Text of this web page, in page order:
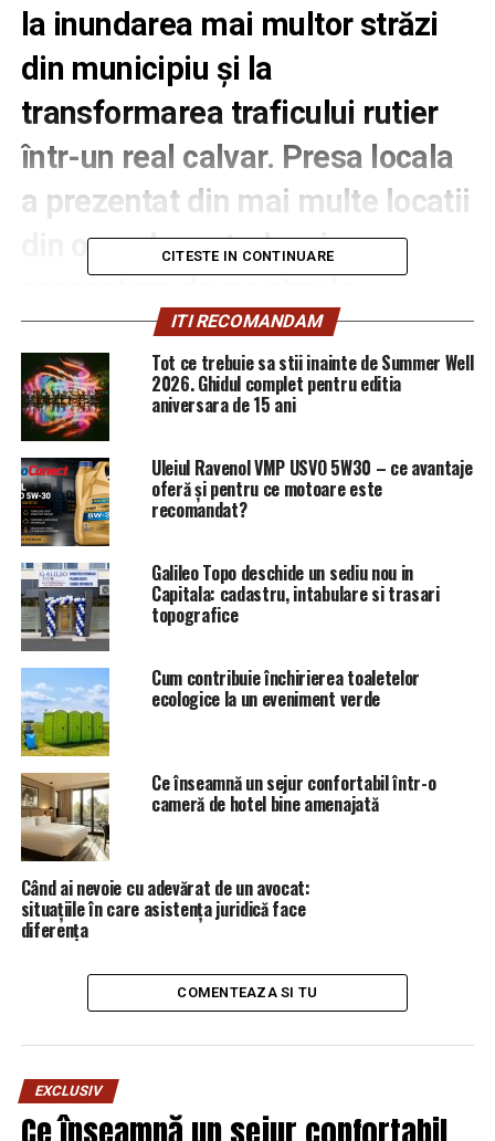
la inundarea mai multor străzi
din municipiu și la
transformarea traficului rutier
într-un real calvar. Presa locala
a prezentat din mai multe locatii
din oras dezastrul, noi va
Cameliei din Ploiesti, o strada
care nu a fost inundata
NICIODATA, fiind o strada in
panta.
Asta in ziua cand premierul
Marcel Ciolacu a venit la
Ploiești si a constatat pe
„viu” adevarata administratie
la firul ierbii a tandemului
toxic Volosevici și Nanu,
marionetele CLANULUI
COSMA.
CITESTE IN CONTINUARE
ITI RECOMANDAM
Tot ce trebuie sa stii inainte de Summer Well
2026. Ghidul complet pentru editia
aniversara de 15 ani
Uleiul Ravenol VMP USVO 5W30 – ce avantaje
oferă și pentru ce motoare este
recomandat?
Galileo Topo deschide un sediu nou in
Capitala: cadastru, intabulare si trasari
topografice
Cum contribuie închirierea toaletelor
ecologice la un eveniment verde
Ce înseamnă un sejur confortabil într-o
cameră de hotel bine amenajată
Când ai nevoie cu adevărat de un avocat:
situațiile în care asistența juridică face
diferența
COMENTEAZA SI TU
EXCLUSIV
Ce înseamnă un sejur confortabil